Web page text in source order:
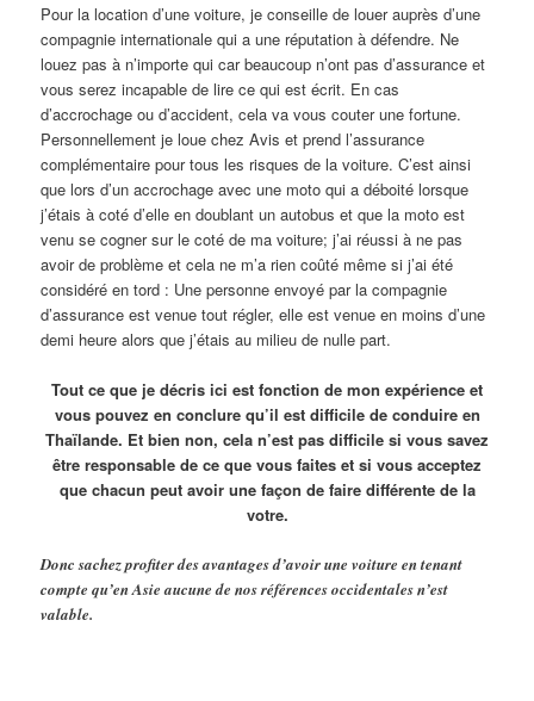
Pour la location d’une voiture, je conseille de louer auprès d’une
compagnie internationale qui a une réputation à défendre. Ne
louez pas à n’importe qui car beaucoup n’ont pas d’assurance et
vous serez incapable de lire ce qui est écrit. En cas
d’accrochage ou d’accident, cela va vous couter une fortune.
Personnellement je loue chez Avis et prend l’assurance
complémentaire pour tous les risques de la voiture. C’est ainsi
que lors d’un accrochage avec une moto qui a déboité lorsque
j’étais à coté d’elle en doublant un autobus et que la moto est
venu se cogner sur le coté de ma voiture; j’ai réussi à ne pas
avoir de problème et cela ne m’a rien coûté même si j’ai été
considéré en tord : Une personne envoyé par la compagnie
d’assurance est venue tout régler, elle est venue en moins d’une
demi heure alors que j’étais au milieu de nulle part.
Tout ce que je décris ici est fonction de mon expérience et
vous pouvez en conclure qu’il est difficile de conduire en
Thaïlande. Et bien non, cela n’est pas difficile si vous savez
être responsable de ce que vous faites et si vous acceptez
que chacun peut avoir une façon de faire différente de la
votre.
Donc sachez profiter des avantages d’avoir une voiture en tenant
compte qu’en Asie aucune de nos références occidentales n’est
valable.